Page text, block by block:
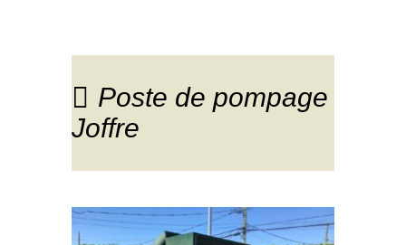
Poste de pompage
Joffre